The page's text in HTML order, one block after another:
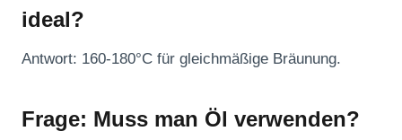
ideal?
Antwort: 160-180°C für gleichmäßige Bräunung.
Frage: Muss man Öl verwenden?